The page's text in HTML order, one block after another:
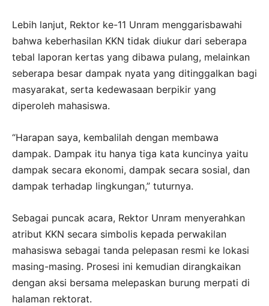
Lebih lanjut, Rektor ke-11 Unram menggarisbawahi
bahwa keberhasilan KKN tidak diukur dari seberapa
tebal laporan kertas yang dibawa pulang, melainkan
seberapa besar dampak nyata yang ditinggalkan bagi
masyarakat, serta kedewasaan berpikir yang
diperoleh mahasiswa.
“Harapan saya, kembalilah dengan membawa
dampak. Dampak itu hanya tiga kata kuncinya yaitu
dampak secara ekonomi, dampak secara sosial, dan
dampak terhadap lingkungan,” tuturnya.
Sebagai puncak acara, Rektor Unram menyerahkan
atribut KKN secara simbolis kepada perwakilan
mahasiswa sebagai tanda pelepasan resmi ke lokasi
masing-masing. Prosesi ini kemudian dirangkaikan
dengan aksi bersama melepaskan burung merpati di
halaman rektorat.